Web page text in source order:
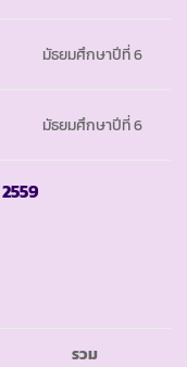
มัธยมศึกษาปีที่ 6
มัธยมศึกษาปีที่ 6
2559
รวม